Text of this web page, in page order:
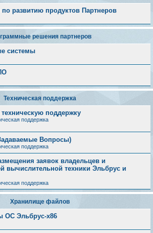
развитию продуктов Партнеров
решения партнеров
системы
Техническая поддержка
техническую поддержку
поддержка
Вопросы)
поддержка
заявок владельцев и
вычислительной техники Эльбрус и
поддержка
Хранилище файлов
ОС Эльбрус-x86